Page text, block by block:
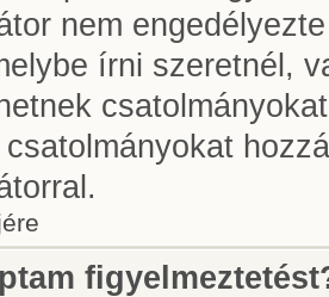
nem
írni szeretnél,